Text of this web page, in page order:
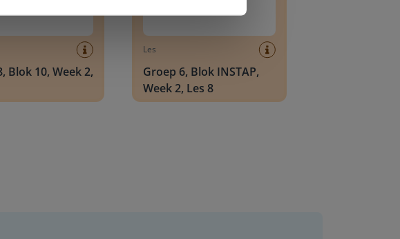
Blok 10, Week 2,
Les
Groep 6, Blok INSTAP,
Week 2, Les 8